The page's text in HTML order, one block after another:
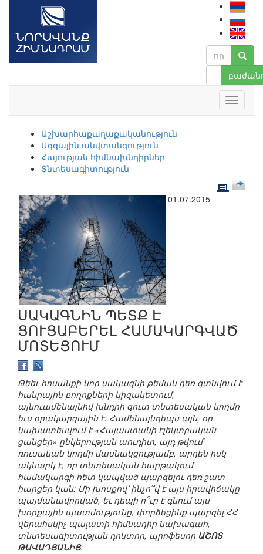
Աշխարհաքաղաքականություն
Ազգային անվտանգություն
Հայության հիմնախնդիրներ
Տնտեսագիտություն
01.07.2015
ՍԱԿԱԳՆԻՆ ՊԵՏՔ Է
ՑՈՒՑԱԲԵՐԵԼ ՀԱՄԱԿԱՐԳՎԱԾ
ՄՈՏԵՑՈՒՄ
Թեեւ հոսանքի նոր սակագնի թեման դեռ գտնվում է
հանրային բողոքների կիզակետում,
այնուամենայնիվ խնդրի զուտ տնտեսական կողմը
եւս օրակարգային է: Համենայնդեպս այն, որ
նախատեսվում է «Հայաստանի էլեկտրական
ցանցեր» ընկերության աուդիտ, այդ թվում՝
ռուսական կողմի մասնակցությամբ, արդեն իսկ
ակնարկ է, որ տնտեսական հարթակում
համակարգի հետ կապված պարզելու դեռ շատ
հարցեր կան: Մի խոսքով՝ ինչո՞վ է այս իրավիճակը
պայմանավորված, եւ դեպի ո՞ւր է գնում այս
խորքային պատմությունը, փորձեցինք պարզել ՀՀ
վերահսկիչ պալատի հիմնադիր նախագահ,
տնտեսագիտության դոկտոր, պրոֆեսոր ԱՇՈՏ
ԹԱՎԱԴՅԱՆԻՑ: